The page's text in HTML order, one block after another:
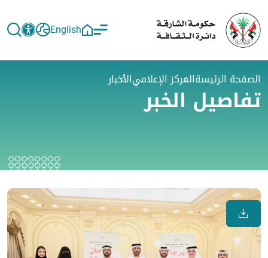
English
الصفحة الرئيسةالمركز الإعلاميالأخبار
تفاصيل الخبر